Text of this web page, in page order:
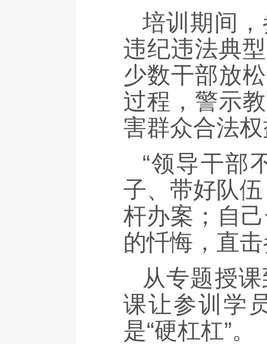
培训期间
违纪违法典
少数干部放
过程，警示
害群众合法
“领导干部
子、带好队
杆办案；自
的忏悔，直
从专题授
课让参训学
是“硬杠杠”。